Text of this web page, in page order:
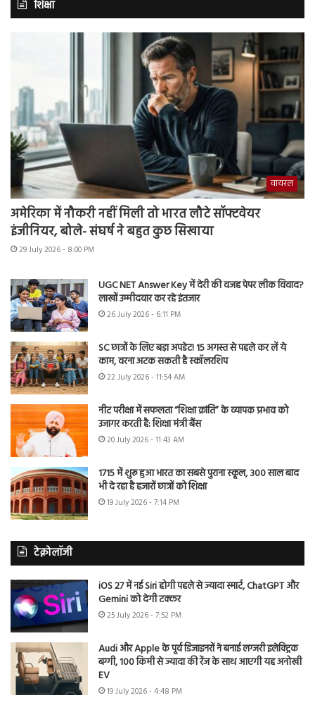
शिक्षा
वायरल
अमेरिका में नौकरी नहीं मिली तो भारत लौटे सॉफ्टवेयर
इंजीनियर, बोले- संघर्ष ने बहुत कुछ सिखाया
29 July 2026 - 8:00 PM
UGC NET Answer Key में देरी की वजह पेपर लीक विवाद?
लाखों उम्मीदवार कर रहे इंतजार
26 July 2026 - 6:11 PM
SC छात्रों के लिए बड़ा अपडेट! 15 अगस्त से पहले कर लें ये
काम, वरना अटक सकती है स्कॉलरशिप
22 July 2026 - 11:54 AM
नीट परीक्षा में सफलता “शिक्षा क्रांति” के व्यापक प्रभाव को
उजागर करती है: शिक्षा मंत्री बैंस
20 July 2026 - 11:43 AM
1715 में शुरू हुआ भारत का सबसे पुराना स्कूल, 300 साल बाद
भी दे रहा है हजारों छात्रों को शिक्षा
19 July 2026 - 7:14 PM
टेक्नोलॉजी
iOS 27 में नई Siri होगी पहले से ज्यादा स्मार्ट, ChatGPT और
Gemini को देगी टक्कर
25 July 2026 - 7:52 PM
Audi और Apple के पूर्व डिजाइनरों ने बनाई लग्जरी इलेक्ट्रिक
बग्गी, 100 किमी से ज्यादा की रेंज के साथ आएगी यह अनोखी
EV
19 July 2026 - 4:48 PM